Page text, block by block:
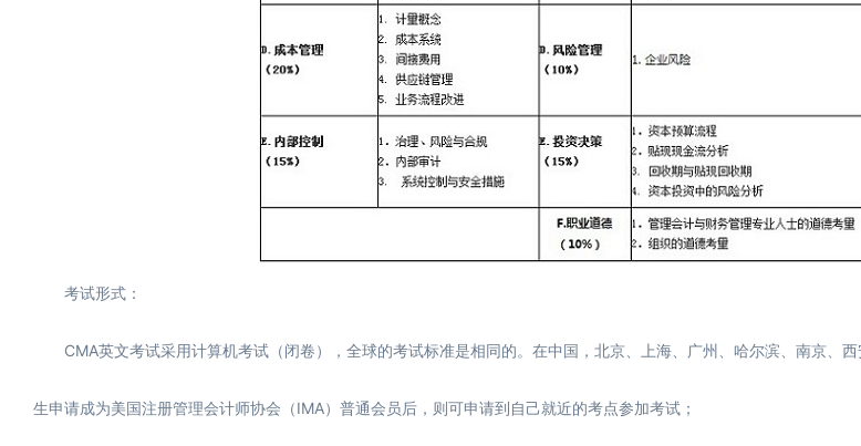
考试形式：
CMA英文考试采用计算机考试（闭卷），全球的考试标准是相同的。在中国，北京、上海、广州、哈尔滨、南京、
生申请成为美国注册管理会计师协会（IMA）普通会员后，则可申请到自己就近的考点参加考试；